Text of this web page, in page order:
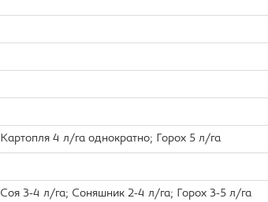
Картопля 4 л/га однократно; Горох 5 л/га
Соя 3-4 л/га; Соняшник 2-4 л/га; Горох 3-5 л/га